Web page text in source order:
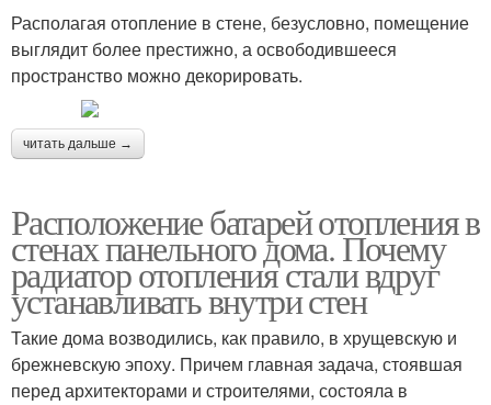
Располагая отопление в стене, безусловно, помещение
выглядит более престижно, а освободившееся
пространство можно декорировать.
читать дальше →
Расположение батарей отопления в
стенах панельного дома. Почему
радиатор отопления стали вдруг
устанавливать внутри стен
Такие дома возводились, как правило, в хрущевскую и
брежневскую эпоху. Причем главная задача, стоявшая
перед архитекторами и строителями, состояла в